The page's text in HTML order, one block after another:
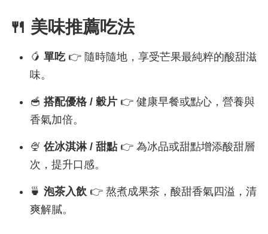
🍴 美味推薦吃法
🥭 單吃👉 隨時隨地，享受芒果最純粹的酸甜滋
味。
🥣 搭配優格 / 穀片 👉 健康早餐或點心，營養與
香氣加倍。
🍨 佐冰淇淋 / 甜點👉 為冰品或甜點增添酸甜層
次，提升口感。
🍵 泡茶入飲 👉 熬煮成果茶，酸甜香氣四溢，清
爽解膩。